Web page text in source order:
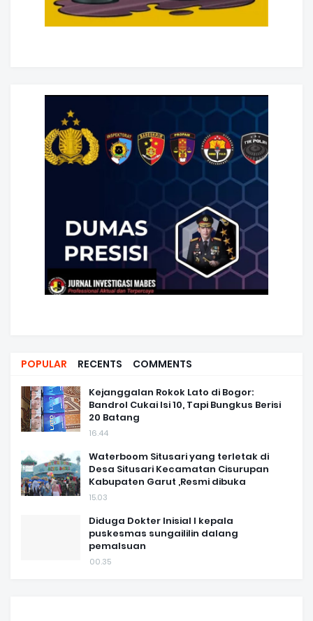
POPULAR RECENTS COMMENTS
Kejanggalan Rokok Lato di Bogor:
Bandrol Cukai Isi 10, Tapi Bungkus Berisi
20 Batang
16.44
Waterboom Situsari yang terletak di
Desa Situsari Kecamatan Cisurupan
Kabupaten Garut ,Resmi dibuka
15.03
Diduga Dokter Inisial I kepala
puskesmas sungaililin dalang
pemalsuan
00.35